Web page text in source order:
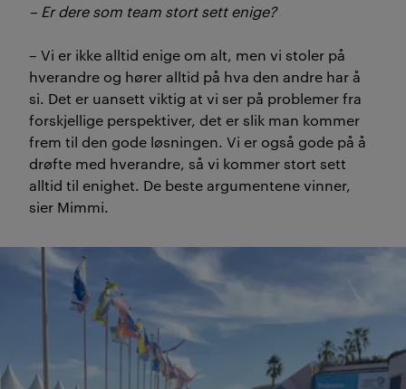
– Er dere som team stort sett enige?
– Vi er ikke alltid enige om alt, men vi stoler på
hverandre og hører alltid på hva den andre har å
si. Det er uansett viktig at vi ser på problemer fra
forskjellige perspektiver, det er slik man kommer
frem til den gode løsningen. Vi er også gode på å
drøfte med hverandre, så vi kommer stort sett
alltid til enighet. De beste argumentene vinner,
sier Mimmi.